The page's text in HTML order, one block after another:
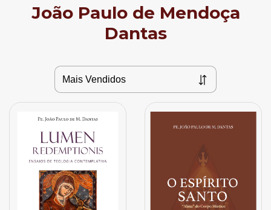
João Paulo de Mendoça
Dantas